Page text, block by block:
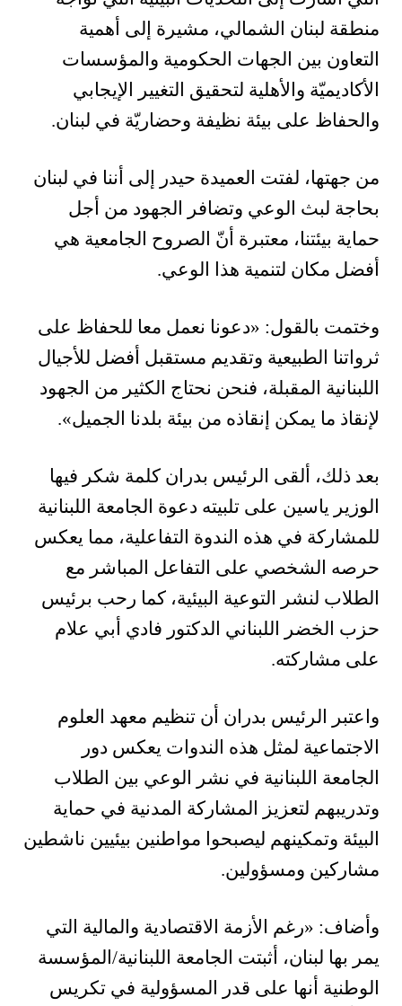
منطقة لبنان الشمالي، مشيرة إلى أهمية
التعاون بين الجهات الحكومية والمؤسسات
الأكاديميّة والأهلية لتحقيق التغيير الإيجابي
والحفاظ على بيئة نظيفة وحضاريّة في لبنان.
من جهتها، لفتت العميدة حيدر إلى أننا في لبنان
بحاجة لبث الوعي وتضافر الجهود من أجل
حماية بيئتنا، معتبرة أنّ الصروح الجامعية هي
أفضل مكان لتنمية هذا الوعي.
وختمت بالقول: «دعونا نعمل معا للحفاظ على
ثرواتنا الطبيعية وتقديم مستقبل أفضل للأجيال
اللبنانية المقبلة، فنحن نحتاج الكثير من الجهود
لإنقاذ ما يمكن إنقاذه من بيئة بلدنا الجميل».
بعد ذلك، ألقى الرئيس بدران كلمة شكر فيها
الوزير ياسين على تلبيته دعوة الجامعة اللبنانية
للمشاركة في هذه الندوة التفاعلية، مما يعكس
حرصه الشخصي على التفاعل المباشر مع
الطلاب لنشر التوعية البيئية، كما رحب برئيس
حزب الخضر اللبناني الدكتور فادي أبي علام
على مشاركته.
واعتبر الرئيس بدران أن تنظيم معهد العلوم
الاجتماعية لمثل هذه الندوات يعكس دور
الجامعة اللبنانية في نشر الوعي بين الطلاب
وتدريبهم لتعزيز المشاركة المدنية في حماية
البيئة وتمكينهم ليصبحوا مواطنين بيئيين ناشطين
مشاركين ومسؤولين.
وأضاف: «رغم الأزمة الاقتصادية والمالية التي
يمر بها لبنان، أثبتت الجامعة اللبنانية/المؤسسة
الوطنية أنها على قدر المسؤولية في تكريس